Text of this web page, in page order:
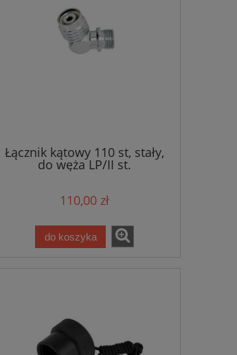
Łącznik kątowy 110 st, stały,
do węża LP/II st.
110,00 zł
do koszyka